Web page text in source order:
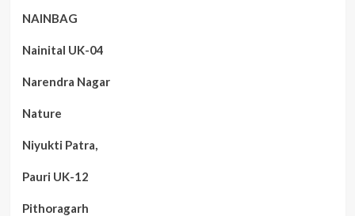
NAINBAG
Nainital UK-04
Narendra Nagar
Nature
Niyukti Patra,
Pauri UK-12
Pithoragarh